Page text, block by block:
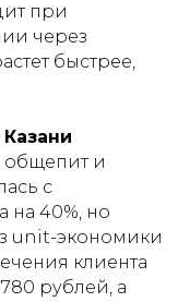
при
через
быстрее,
общепит и
с
на 40%, но
unit-экономики
клиента
рублей, а